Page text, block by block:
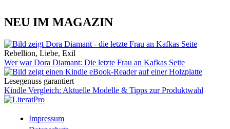
NEU IM MAGAZIN
Rebellion, Liebe, Exil
Wer war Dora Diamant: Die letzte Frau an Kafkas Seite
Lesegenuss garantiert
Kindle Vergleich: Aktuelle Modelle & Tipps zur Produktwahl
Impressum